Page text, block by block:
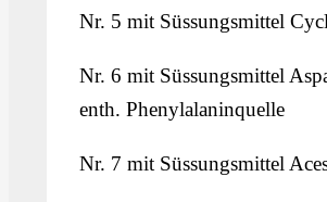
Nr. 5 mit Süssungsmittel
Nr. 6 mit Süssungsmittel
enth. Phenylalaninquelle
Nr. 7 mit Süssungsmittel